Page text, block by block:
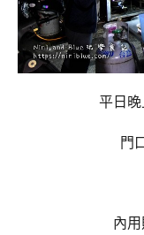
平日
門
內